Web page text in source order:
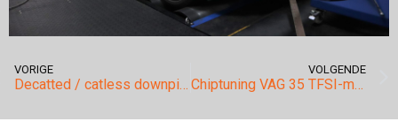
VORIGE
Decatted / catless downpipes voor deze C63 s AMG.
VOLGENDE
Chiptuning VAG 35 TFSI-motor.